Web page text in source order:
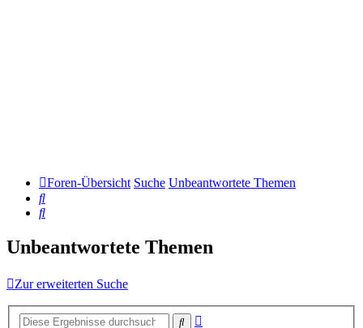
Foren-Übersicht Suche Unbeantwortete Themen
Suche
Suche
Unbeantwortete Themen
Zur erweiterten Suche
Suche